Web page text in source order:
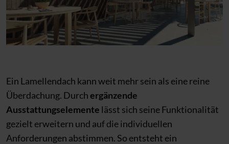
Ein Lamellendach kann weit mehr sein als eine reine
Überdachung. Durchergänzende
Ausstattungselemente lässt sich seine Funktionalität
gezielt erweitern und auf die individuellen
Anforderungen abstimmen. So entsteht ein